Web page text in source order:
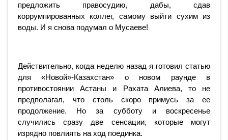
предложить правосудию, дабы, сдав
коррумпированных коллег, самому выйти сухим из
воды. И я снова подумал о Мусаеве!
Действительно, когда неделю назад я готовил статью
для «Новой»-Казахстан» о новом раунде в
противостоянии Астаны и Рахата Алиева, то не
предполагал, что столь скоро примусь за ее
продолжение. Но за субботу и воскресенье
случились сразу две сенсации, которые могут
изрядно повлиять на ход поединка.